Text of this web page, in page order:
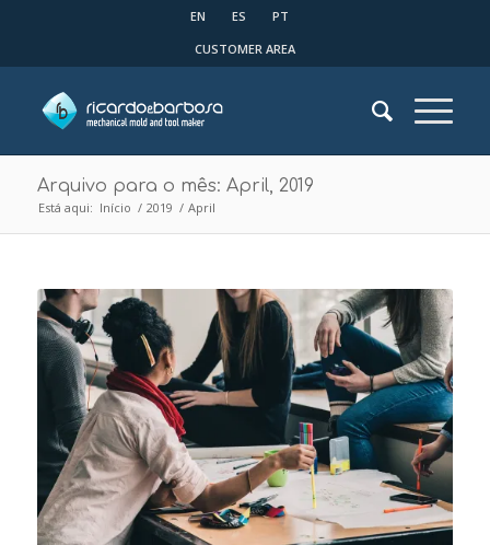
EN ES
PT
CUSTOMER AREA
Arquivo para o mês: April, 2019
Está aqui: Início / 2019 / April